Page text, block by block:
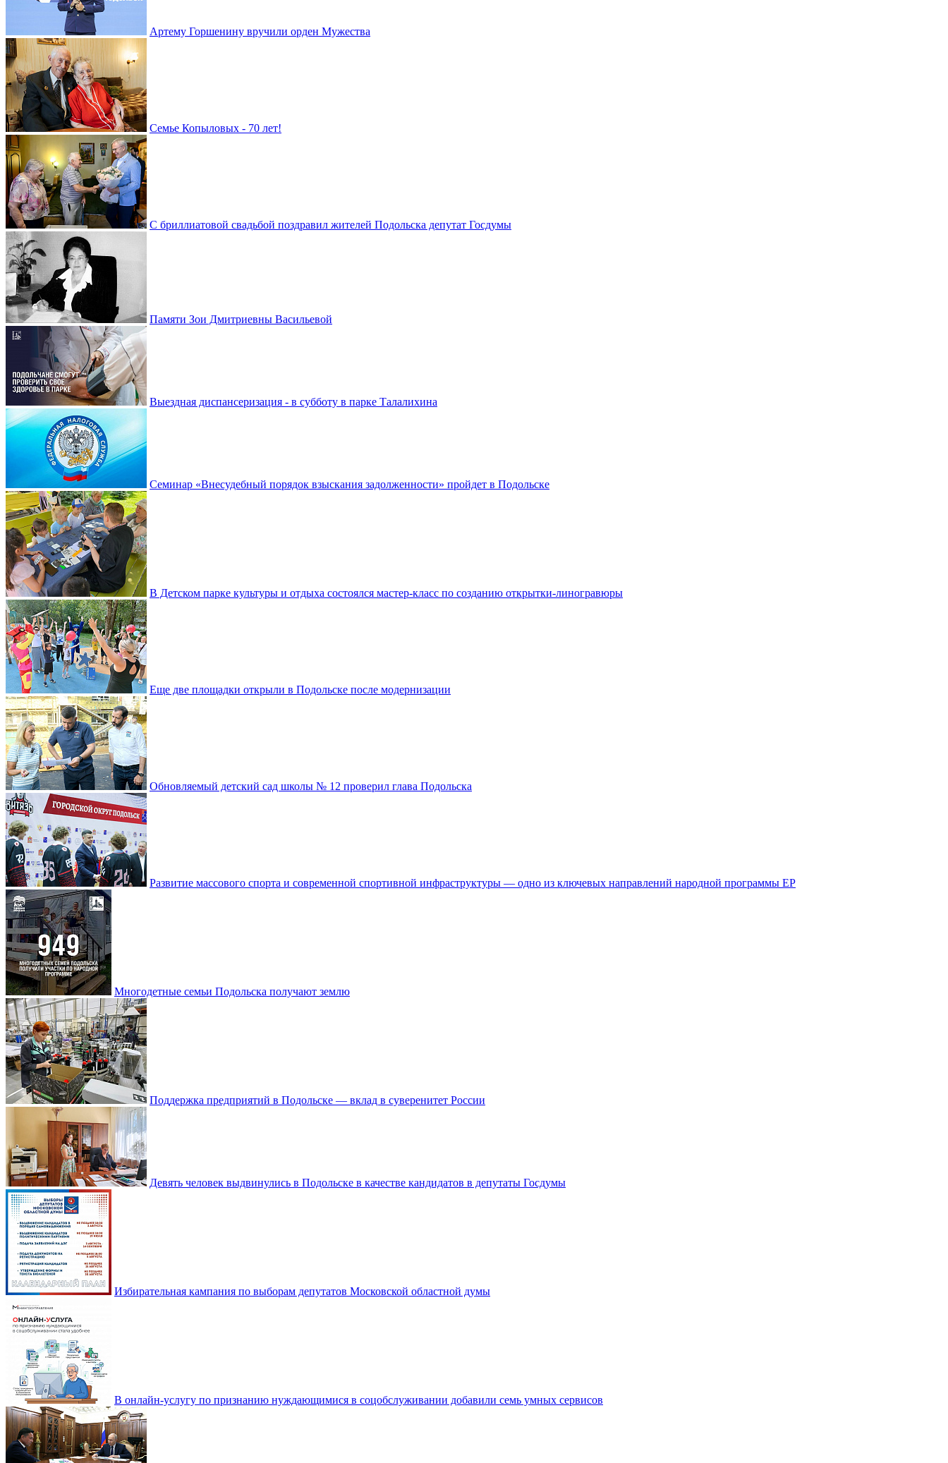
Артему Горшенину вручили орден Мужества
Семье Копыловых - 70 лет!
С бриллиатовой свадьбой поздравил жителей Подольска депутат Госдумы
Памяти Зои Дмитриевны Васильевой
Выездная диспансеризация - в субботу в парке Талалихина
Семинар «Внесудебный порядок взыскания задолженности» пройдет в Подольске
В Детском парке культуры и отдыха состоялся мастер-класс по созданию открытки-линогравюры
Еще две площадки открыли в Подольске после модернизации
Обновляемый детский сад школы № 12 проверил глава Подольска
Развитие массового спорта и современной спортивной инфраструктуры — одно из ключевых направлений народной программы ЕР
Многодетные семьи Подольска получают землю
Поддержка предприятий в Подольске — вклад в суверенитет России
Девять человек выдвинулись в Подольске в качестве кандидатов в депутаты Госдумы
Избирательная кампания по выборам депутатов Московской областной думы
В онлайн-услугу по признанию нуждающимися в соцобслуживании добавили семь умных сервисов